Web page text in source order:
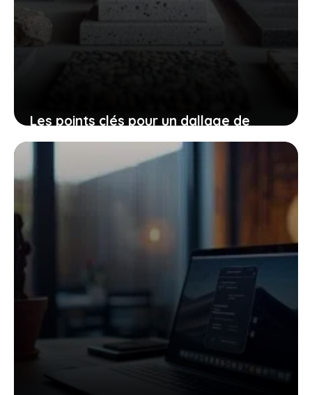
Les points clés pour un dallage de
terrasse optimal